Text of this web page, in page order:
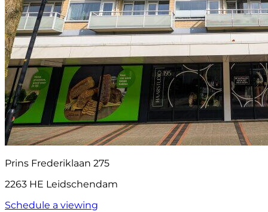
Prins Frederiklaan 275
2263 HE Leidschendam
Schedule a viewing